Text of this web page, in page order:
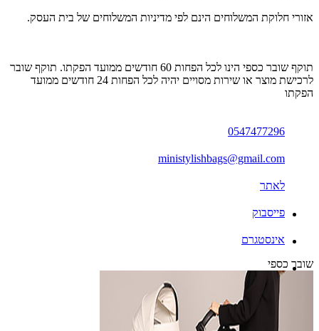
אזורי חלוקת המשלוחים הינם לפי מדיניות המשלוחים של בית העסק.
תוקף שובר כספי הינו לכל הפחות 60 חודשים ממועד הפקתו. תוקף שובר
לרכישת מוצר או שירות מסויים יהיה לכל הפחות 24 חודשים ממועד
הפקתו
0547477296
ministylishbags@gmail.com
לאתר
פייסבוק
אינסטגרם
שובר כספי